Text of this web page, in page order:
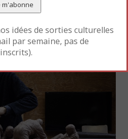
voire années pour les
idées de sorties culturelles
par semaine, pas de